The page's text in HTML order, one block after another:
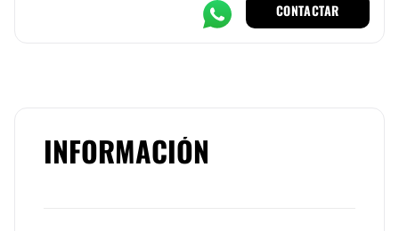
CONTACTAR
INFORMACIÓN